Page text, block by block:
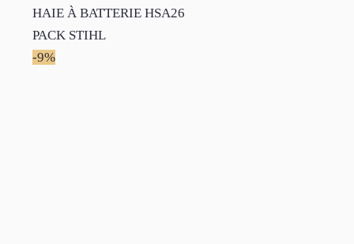
HAIE À BATTERIE HSA26
PACK STIHL
-9%